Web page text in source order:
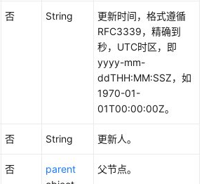
否 String
更新时间，格式遵循
RFC3339，精确到
秒，UTC时区，即
yyyy-mm-
ddTHH:MM:SSZ，如
1970-01-
01T00:00:00Z。
否 String 更新人。
否
parent
父节点。